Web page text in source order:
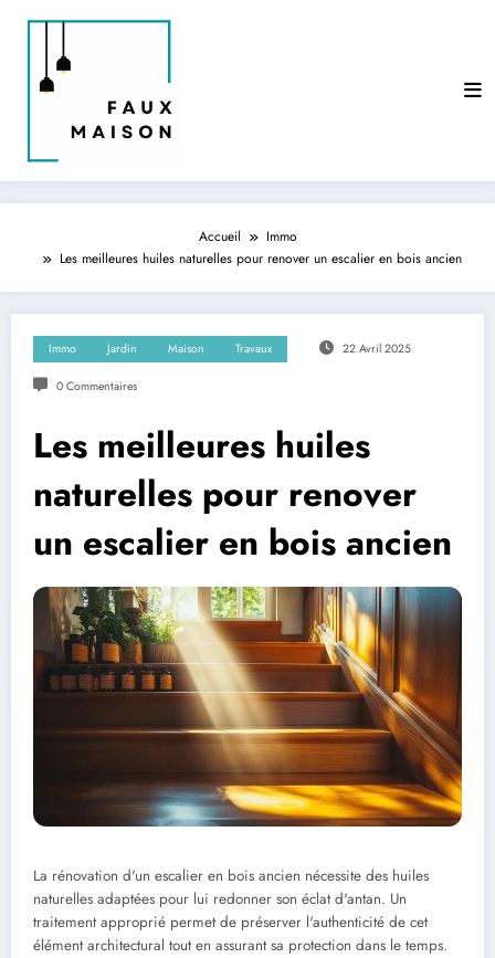
Accueil
Immo
Les meilleures huiles naturelles pour renover un escalier en bois ancien
Immo Jardin Maison Travaux 22 Avril 2025
0 Commentaires
Les meilleures huiles
naturelles pour renover
un escalier en bois ancien
La rénovation d'un escalier en bois ancien nécessite des huiles
naturelles adaptées pour lui redonner son éclat d'antan. Un
traitement approprié permet de préserver l'authenticité de cet
élément architectural tout en assurant sa protection dans le temps.